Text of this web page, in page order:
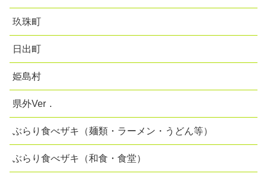
玖珠町
日出町
姫島村
県外Ver．
ぶらり食べザキ（麺類・ラーメン・うどん等）
ぶらり食べザキ（和食・食堂）